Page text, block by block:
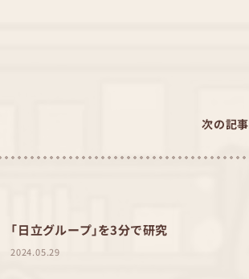
次の記事
「日立グループ」を3分で研究
2024.05.29